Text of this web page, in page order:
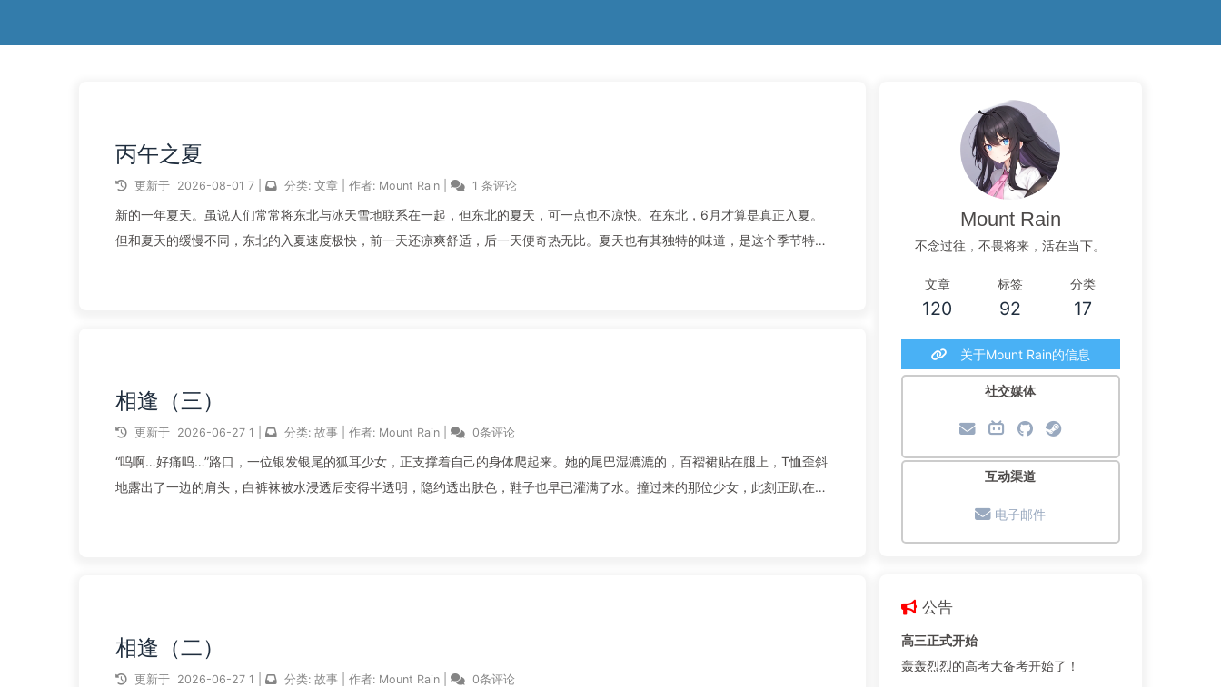
丙午之夏
更新于 2026-08-01 7 分类: 文章 作者: Mount Rain 1 条评论
新的一年夏天。虽说人们常常将东北与冰天雪地联系在一起，但东北的夏天，可一点也不凉快。在东北，6月才算是真正入夏。
但和夏天的缓慢不同，东北的入夏速度极快，前一天还凉爽舒适，后一天便奇热无比。夏天也有其独特的味道，是这个季节特有
相逢（三）
更新于 2026-06-27 1 分类: 故事 作者: Mount Rain 0条评论
“呜啊…好痛呜…”路口，一位银发银尾的狐耳少女，正支撑着自己的身体爬起来。她的尾巴湿漉漉的，百褶裙贴在腿上，T恤歪斜
地露出了一边的肩头，白裤袜被水浸透后变得半透明，隐约透出肤色，鞋子也早已灌满了水。撞过来的那位少女，此刻正趴在地
相逢（二）
更新于 2026-06-27 1 分类: 故事 作者: Mount Rain 0条评论
Mount Rain
不念过往，不畏将来，活在当下。
文章
120
标签
92
分类
17
关于Mount Rain的信息
社交媒体
互动渠道
电子邮件
公告
高三正式开始
轰轰烈烈的高考大备考开始了！